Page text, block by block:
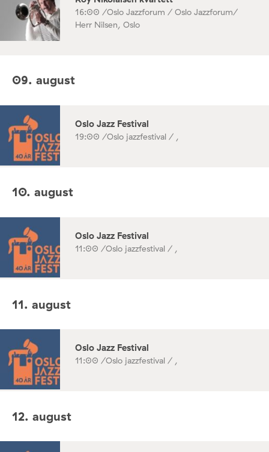
16:00 /Oslo Jazzforum / Oslo Jazzforum/
Herr Nilsen, Oslo
09. august
Oslo Jazz Festival
19:00 /Oslo jazzfestival / ,
10. august
Oslo Jazz Festival
11:00 /Oslo jazzfestival / ,
11. august
Oslo Jazz Festival
11:00 /Oslo jazzfestival / ,
12. august